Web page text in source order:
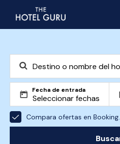
Fecha de entrada
Compara ofertas en